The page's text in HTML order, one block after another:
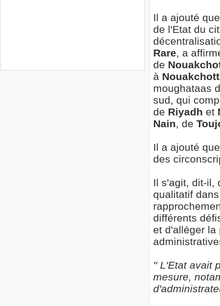
Il a ajouté
de l'Etat du
Rare, a
de
à
moughataas
sud, qui
de Riyadh et
Nain, de
Il a ajouté
des
Il s'agit, dit-il,
qualitatif
différents
et d'alléger la
'' L'Etat avait
mesure,